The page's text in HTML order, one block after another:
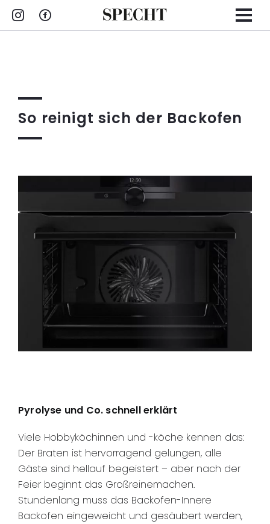
Zum
Inhalt
So reinigt sich der Backofen
Pyrolyse und Co. schnell erklärt
Viele Hobbyköchinnen und -köche kennen das:
Der Braten ist hervorragend gelungen, alle
Gäste sind hellauf begeistert – aber nach der
Feier beginnt das Großreinemachen.
Stundenlang muss das Backofen-Innere
Backofen eingeweicht und gesäubert werden,